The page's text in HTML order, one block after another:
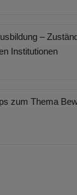
–
Institutionen
zum Thema